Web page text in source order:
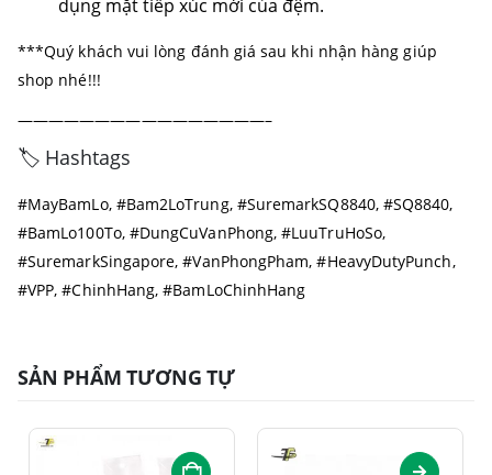
dụng mặt tiếp xúc mới của đệm.
***Quý khách vui lòng đánh giá sau khi nhận hàng giúp
shop nhé!!!
————————————————–
🏷️ Hashtags
#MayBamLo, #Bam2LoTrung, #SuremarkSQ8840, #SQ8840,
#BamLo100To, #DungCuVanPhong, #LuuTruHoSo,
#SuremarkSingapore, #VanPhongPham, #HeavyDutyPunch,
#VPP, #ChinhHang, #BamLoChinhHang
SẢN PHẨM TƯƠNG TỰ